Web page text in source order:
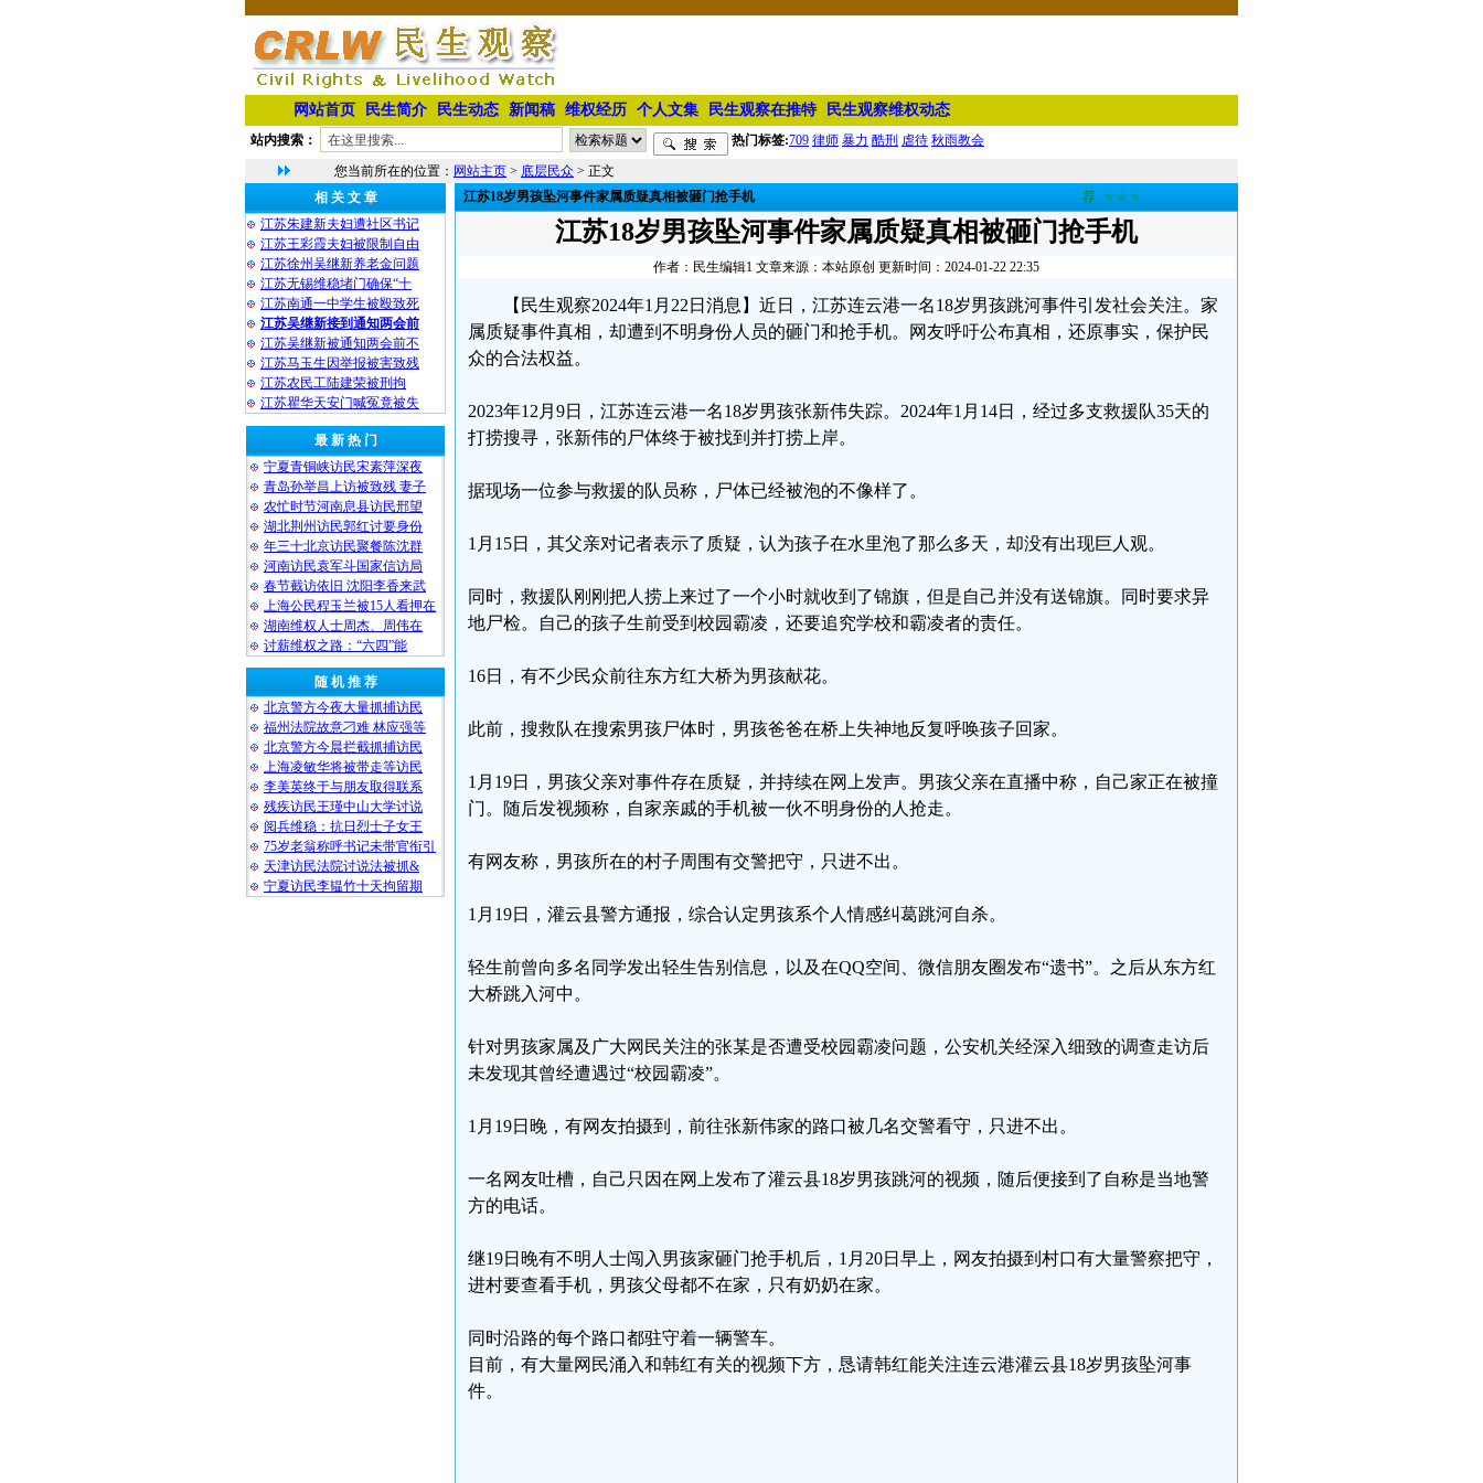
网站首页 民生简介 民生动态 新闻稿 维权经历 个人文集 民生观察在推特 民生观察维权动态
站内搜索： 热门标签:709 律师 暴力 酷刑 虐待 秋雨教会
您当前所在的位置： 网站主页 > 底层民众 > 正文
相 关 文 章
江苏朱建新夫妇遭社区书记
江苏王彩霞夫妇被限制自由
江苏徐州吴继新养老金问题
江苏无锡维稳堵门确保“十
江苏南通一中学生被殴致死
江苏吴继新接到通知两会前
江苏吴继新被通知两会前不
江苏马玉生因举报被害致残
江苏农民工陆建荣被刑拘
江苏瞿华天安门喊冤竟被失
最 新 热 门
宁夏青铜峡访民宋素萍深夜
青岛孙举昌上访被致残 妻子
农忙时节河南息县访民邢望
湖北荆州访民郭红讨要身份
年三十北京访民聚餐陈沈群
河南访民袁军斗国家信访局
春节截访依旧 沈阳李香来武
上海公民程玉兰被15人看押在
湖南维权人士周杰、周伟在
讨薪维权之路：“六四”能
随 机 推 荐
北京警方今夜大量抓捕访民
福州法院故意刁难 林应强等
北京警方今晨拦截抓捕访民
上海凌敏华将被带走等访民
李美英终于与朋友取得联系
残疾访民王瑾中山大学讨说
阅兵维稳：抗日烈士子女王
75岁老翁称呼书记未带官衔引
天津访民法院讨说法被抓&
宁夏访民李韫竹十天拘留期
江苏18岁男孩坠河事件家属质疑真相被砸门抢手机 荐 ★★★
江苏18岁男孩坠河事件家属质疑真相被砸门抢手机
作者：民生编辑1 文章来源：本站原创 更新时间：2024-01-22 22:35
【民生观察2024年1月22日消息】近日，江苏连云港一名18岁男孩跳河事件引发社会关注。家
属质疑事件真相，却遭到不明身份人员的砸门和抢手机。网友呼吁公布真相，还原事实，保护民
众的合法权益。
2023年12月9日，江苏连云港一名18岁男孩张新伟失踪。2024年1月14日，经过多支救援队35天的
打捞搜寻，张新伟的尸体终于被找到并打捞上岸。
据现场一位参与救援的队员称，尸体已经被泡的不像样了。
1月15日，其父亲对记者表示了质疑，认为孩子在水里泡了那么多天，却没有出现巨人观。
同时，救援队刚刚把人捞上来过了一个小时就收到了锦旗，但是自己并没有送锦旗。同时要求异
地尸检。自己的孩子生前受到校园霸凌，还要追究学校和霸凌者的责任。
16日，有不少民众前往东方红大桥为男孩献花。
此前，搜救队在搜索男孩尸体时，男孩爸爸在桥上失神地反复呼唤孩子回家。
1月19日，男孩父亲对事件存在质疑，并持续在网上发声。男孩父亲在直播中称，自己家正在被撞
门。随后发视频称，自家亲戚的手机被一伙不明身份的人抢走。
有网友称，男孩所在的村子周围有交警把守，只进不出。
1月19日，灌云县警方通报，综合认定男孩系个人情感纠葛跳河自杀。
轻生前曾向多名同学发出轻生告别信息，以及在QQ空间、微信朋友圈发布“遗书”。之后从东方红
大桥跳入河中。
针对男孩家属及广大网民关注的张某是否遭受校园霸凌问题，公安机关经深入细致的调查走访后
未发现其曾经遭遇过“校园霸凌”。
1月19日晚，有网友拍摄到，前往张新伟家的路口被几名交警看守，只进不出。
一名网友吐槽，自己只因在网上发布了灌云县18岁男孩跳河的视频，随后便接到了自称是当地警
方的电话。
继19日晚有不明人士闯入男孩家砸门抢手机后，1月20日早上，网友拍摄到村口有大量警察把守，
进村要查看手机，男孩父母都不在家，只有奶奶在家。
同时沿路的每个路口都驻守着一辆警车。
目前，有大量网民涌入和韩红有关的视频下方，恳请韩红能关注连云港灌云县18岁男孩坠河事
件。